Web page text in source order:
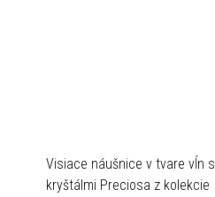
Visiace náušnice v tvare vĺn s
kryštálmi Preciosa z kolekcie